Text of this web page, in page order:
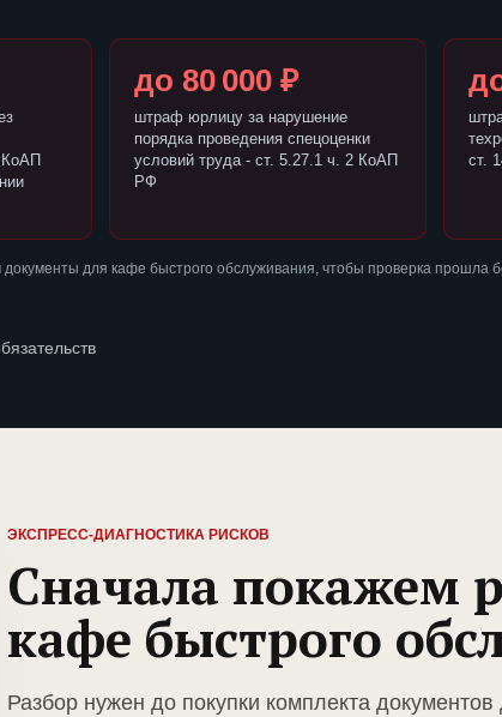
КоАП
до 80 000 ₽
штраф юрлицу за нарушение
порядка проведения спецоценки
условий труда - ст. 5.27.1 ч. 2 КоАП
РФ
ст.
для кафе быстрого обслуживания, чтобы проверка прошла
ЭКСПРЕСС-ДИАГНОСТИКА РИСКОВ
Сначала покажем
кафе быстрого
Разбор нужен до покупки комплекта